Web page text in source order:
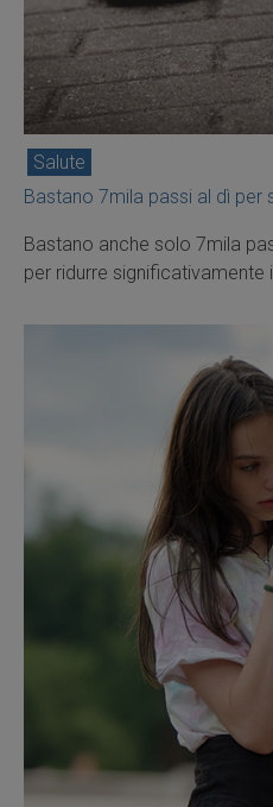
Salute
Bastano 7mila passi al dì per
Bastano anche solo 7mila
per ridurre significativamente il